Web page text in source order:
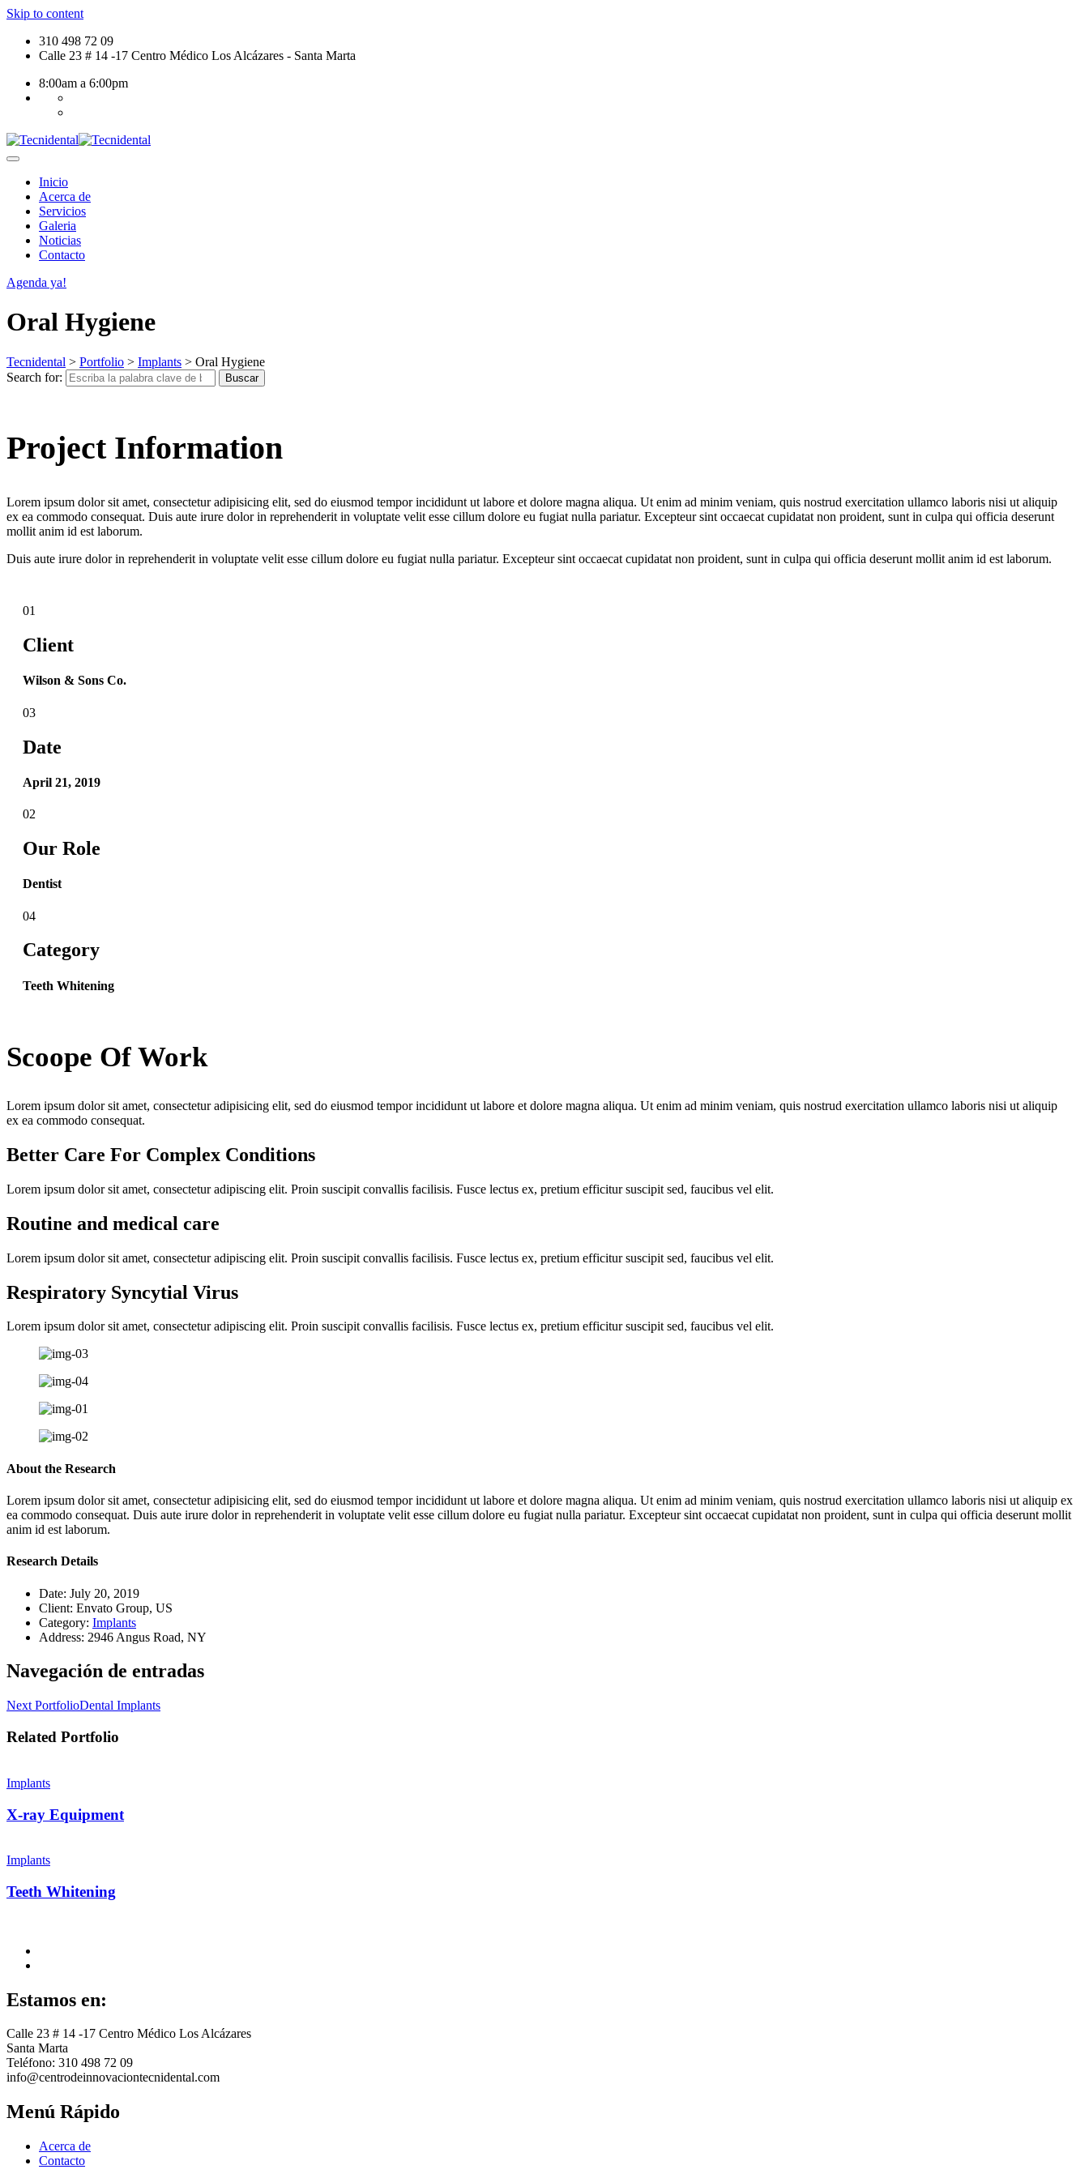
Skip to content
310 498 72 09
Calle 23 # 14 -17 Centro Médico Los Alcázares - Santa Marta
8:00am a 6:00pm
Inicio
Acerca de
Servicios
Galeria
Noticias
Contacto
Agenda ya!
Oral Hygiene
Tecnidental > Portfolio > Implants > Oral Hygiene
Search for:
Buscar
Project Information
Lorem ipsum dolor sit amet, consectetur adipisicing elit, sed do eiusmod tempor incididunt ut labore et dolore magna aliqua. Ut enim ad minim veniam, quis nostrud exercitation ullamco laboris nisi ut aliquip
ex ea commodo consequat. Duis aute irure dolor in reprehenderit in voluptate velit esse cillum dolore eu fugiat nulla pariatur. Excepteur sint occaecat cupidatat non proident, sunt in culpa qui officia deserunt
mollit anim id est laborum.
Duis aute irure dolor in reprehenderit in voluptate velit esse cillum dolore eu fugiat nulla pariatur. Excepteur sint occaecat cupidatat non proident, sunt in culpa qui officia deserunt mollit anim id est laborum.
01
Client
Wilson & Sons Co.
03
Date
April 21, 2019
02
Our Role
Dentist
04
Category
Teeth Whitening
Scoope Of Work
Lorem ipsum dolor sit amet, consectetur adipisicing elit, sed do eiusmod tempor incididunt ut labore et dolore magna aliqua. Ut enim ad minim veniam, quis nostrud exercitation ullamco laboris nisi ut aliquip
ex ea commodo consequat.
Better Care For Complex Conditions
Lorem ipsum dolor sit amet, consectetur adipiscing elit. Proin suscipit convallis facilisis. Fusce lectus ex, pretium efficitur suscipit sed, faucibus vel elit.
Routine and medical care
Lorem ipsum dolor sit amet, consectetur adipiscing elit. Proin suscipit convallis facilisis. Fusce lectus ex, pretium efficitur suscipit sed, faucibus vel elit.
Respiratory Syncytial Virus
Lorem ipsum dolor sit amet, consectetur adipiscing elit. Proin suscipit convallis facilisis. Fusce lectus ex, pretium efficitur suscipit sed, faucibus vel elit.
About the Research
Lorem ipsum dolor sit amet, consectetur adipisicing elit, sed do eiusmod tempor incididunt ut labore et dolore magna aliqua. Ut enim ad minim veniam, quis nostrud exercitation ullamco laboris nisi ut aliquip ex
ea commodo consequat. Duis aute irure dolor in reprehenderit in voluptate velit esse cillum dolore eu fugiat nulla pariatur. Excepteur sint occaecat cupidatat non proident, sunt in culpa qui officia deserunt mollit
anim id est laborum.
Research Details
Date: July 20, 2019
Client: Envato Group, US
Category: Implants
Address: 2946 Angus Road, NY
Navegación de entradas
Next PortfolioDental Implants
Related Portfolio
Implants
X-ray Equipment
Implants
Teeth Whitening
Estamos en:
Calle 23 # 14 -17 Centro Médico Los Alcázares
Santa Marta
Teléfono: 310 498 72 09
info@centrodeinnovaciontecnidental.com
Menú Rápido
Acerca de
Contacto